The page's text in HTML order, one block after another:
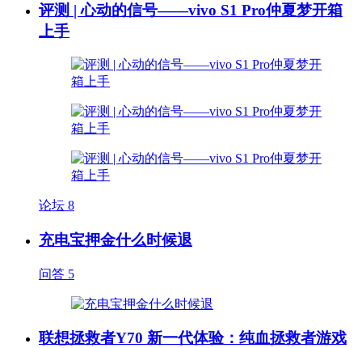
评测 | 心动的信号——vivo S1 Pro仲夏梦开箱
上手
论坛 8
充电宝押金什么时候退
问答 5
联想拯救者Y70 新一代体验：纯血拯救者游戏